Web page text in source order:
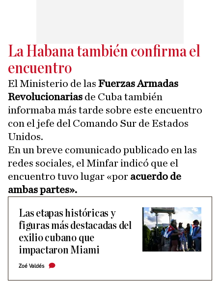
La Habana también confirma el
encuentro
El Ministerio de las Fuerzas Armadas
Revolucionarias de Cuba también
informaba más tarde sobre este encuentro
con el jefe del Comando Sur de Estados
Unidos.
En un breve comunicado publicado en las
redes sociales, el Minfar indicó que el
encuentro tuvo lugar «por acuerdo de
ambas partes».
Las etapas históricas y
figuras más destacadas del
exilio cubano que
impactaron Miami
Zoé Valdés